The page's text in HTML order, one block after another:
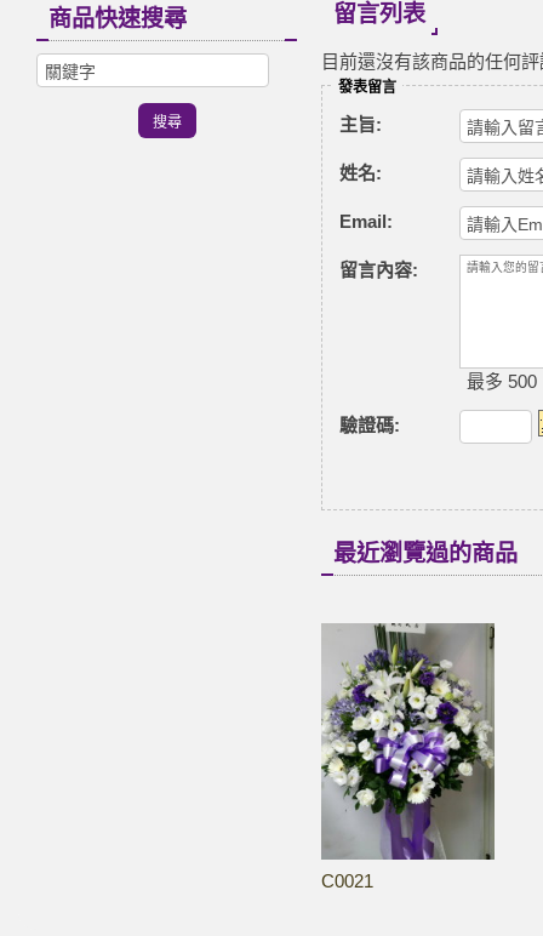
商品快速搜尋 留言列表
目前還沒有該商品的任何
發表留言
主旨:
姓名:
Email:
留言內容:
最多 500
驗證碼:
最近瀏覽過的商品
C0021